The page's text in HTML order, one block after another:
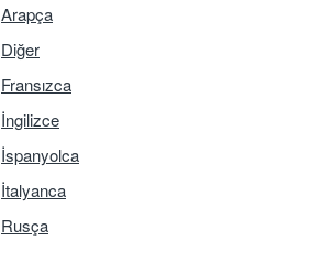
Arapça
Diğer
Fransızca
İngilizce
İspanyolca
İtalyanca
Rusça